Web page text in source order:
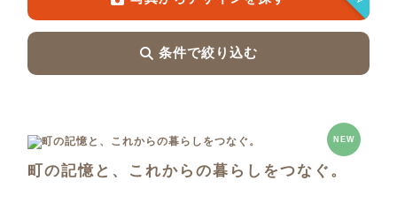
条件で絞り込む
NEW
町の記憶と、これからの暮らしをつなぐ。